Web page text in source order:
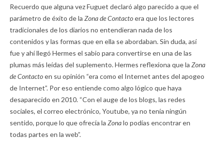
Recuerdo que alguna vez Fuguet declaró algo parecido a que el
parámetro de éxito de la Zona de Contactoera que los lectores
tradicionales de los diarios no entendieran nada de los
contenidos y las formas que en ella se abordaban. Sin duda, así
fue y ahí llegó Hermes el sabio para convertirse en una de las
plumas más leídas del suplemento. Hermes reflexiona que la Zona
de Contactoen su opinión “era como el Internet antes del apogeo
de Internet”. Por eso entiende como algo lógico que haya
desaparecido en 2010. “Con el auge de los blogs, las redes
sociales, el correo electrónico, Youtube, ya no tenía ningún
sentido, porque lo que ofrecía la Zonalo podías encontrar en
todas partes en la web”.